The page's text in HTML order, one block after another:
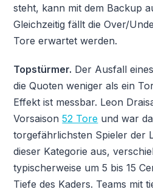
steht, kann mit dem Backup
Gleichzeitig fällt die Over/
Tore erwartet werden.
Topstürmer. Der Ausfall
die Quoten weniger als ein
Effekt ist messbar. Leon
Vorsaison52 Tore und war
torgefährlichsten Spieler der
dieser Kategorie aus,
typischerweise um 5 bis 15
Tiefe des Kaders. Teams mit